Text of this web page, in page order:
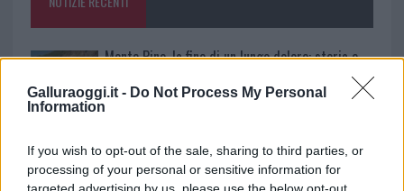
Galluraoggi.it - Do Not Process My Personal
Information
If you wish to opt-out of the sale, sharing to third parties, or
processing of your personal or sensitive information for
k
Monte Pino, la fine di un lungo dolore: storia e
la rete elettrica